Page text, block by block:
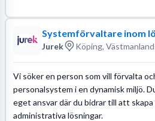
Systemförvaltare inom
Jurek Köping,
Vi söker en person som vill förvalta
personalsystem i en dynamisk miljö.
eget ansvar där du bidrar till att
administrativa lösningar.